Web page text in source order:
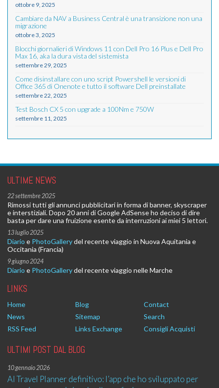
ottobre 9, 2025
Cambiare da NAV a Business Central è una transizione non una
migrazione
ottobre 3, 2025
Blocchi giornalieri di Windows 11 con Dell Pro 16 Plus e Dell Pro
Max 16, aka la dura vista del sistemista
settembre 29, 2025
Come disinstallare con uno script Powershell le versioni di
Office 365 di Onenote e tutto il software Dell preinstallate
settembre 22, 2025
Test Bosch CX 5 con upgrade a 100Nm e 750W
settembre 11, 2025
ULTIME NEWS
22 settembre 2025
Rimossi tutti gli annunci pubblicitari in forma di banner, skyscraper
e interstiziali. Dopo 20 anni di Google AdSense ho deciso di dire
basta per dare una fruizione esente da interruzioni ai miei 5 lettori.
13 luglio 2025
Diario e PhotoGallerydel recente viaggio in Nuova Aquitania e
Occitania (Francia)
9 giugno 2024
Diario e PhotoGallerydel recente viaggio nelle Marche
LINKS
Home Blog
Contact
News
Sitemap
Search
RSS Feed
Links Exchange Consigli Acquisti
ULTIMI POST DAL BLOG
10 gennaio 2026
AI Travel Planner definitivo: l’app che ho sviluppato per